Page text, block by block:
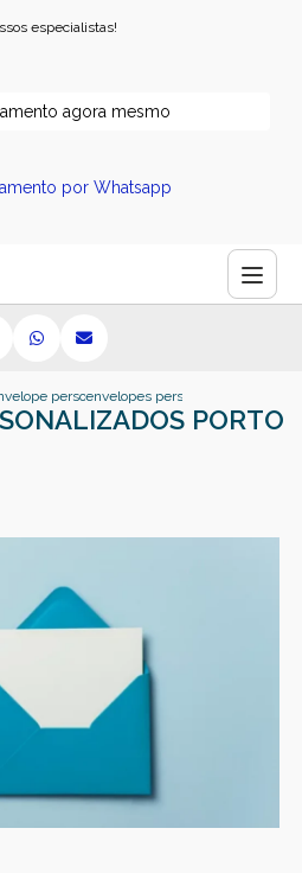
especialistas!
agora mesmo
por Whatsapp
personalizado
envelopes personalizados porto
PORTO